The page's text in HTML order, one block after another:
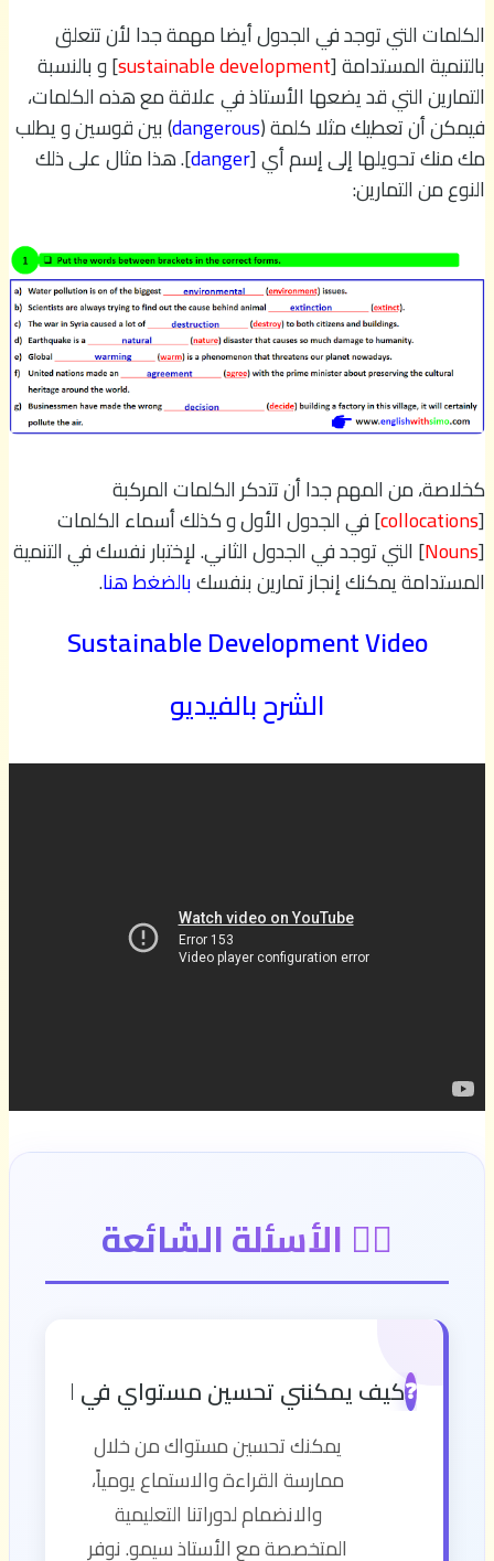
الكلمات التي توجد في الجدول أيضا مهمة جدا لأن تتعلق
بالتنمية المستدامة [sustainable development] و بالنسبة
التمارين التي قد يضعها الأستاذ في علاقة مع هذه الكلمات،
فيمكن أن تعطيك مثلا كلمة (dangerous) بين قوسين و يطلب
مك منك تحويلها إلى إسم أي [danger]. هذا مثال على ذلك
النوع من التمارين:
كخلاصة، من المهم جدا أن تتدكر الكلمات المركبة
[
collocations] في الجدول الأول و كذلك أسماء الكلمات
[
Nouns] التي توجد في الجدول الثاني. لإختبار نفسك في التنمية
المستدامة يمكنك إنجاز تمارين بنفسكبالضغط هنا.
Sustainable Development Video
الشرح بالفيديو
🙋‍♂️ الأسئلة الشائعة
❓كيف يمكنني تحسين مستواي في اللغة
يمكنك تحسين مستواك من خلال
ممارسة القراءة والاستماع يومياً،
والانضمام لدوراتنا التعليمية
المتخصصة مع الأستاذ سيمو. نوفر